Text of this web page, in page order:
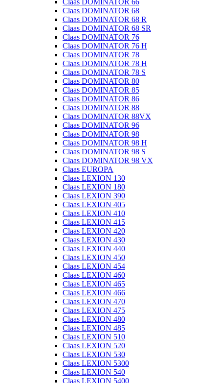
Claas DOMINATOR 66
Claas DOMINATOR 68
Claas DOMINATOR 68 R
Claas DOMINATOR 68 SR
Claas DOMINATOR 76
Claas DOMINATOR 76 H
Claas DOMINATOR 78
Claas DOMINATOR 78 H
Claas DOMINATOR 78 S
Claas DOMINATOR 80
Claas DOMINATOR 85
Claas DOMINATOR 86
Claas DOMINATOR 88
Claas DOMINATOR 88VX
Claas DOMINATOR 96
Claas DOMINATOR 98
Claas DOMINATOR 98 H
Claas DOMINATOR 98 S
Claas DOMINATOR 98 VX
Claas EUROPA
Claas LEXION 130
Claas LEXION 180
Claas LEXION 390
Claas LEXION 405
Claas LEXION 410
Claas LEXION 415
Claas LEXION 420
Claas LEXION 430
Claas LEXION 440
Claas LEXION 450
Claas LEXION 454
Claas LEXION 460
Claas LEXION 465
Claas LEXION 466
Claas LEXION 470
Claas LEXION 475
Claas LEXION 480
Claas LEXION 485
Claas LEXION 510
Claas LEXION 520
Claas LEXION 530
Claas LEXION 5300
Claas LEXION 540
Claas LEXION 5400